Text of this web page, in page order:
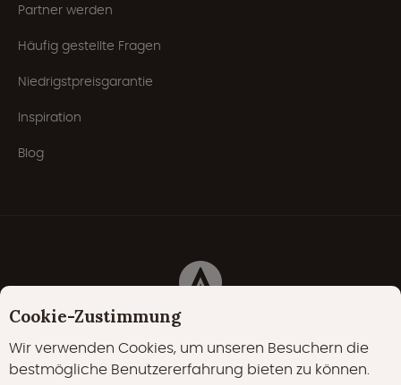
Partner werden
Häufig gestellte Fragen
Niedrigstpreisgarantie
Inspiration
Blog
Cookie-Zustimmung
Wir verwenden Cookies, um unseren Besuchern die
bestmögliche Benutzererfahrung bieten zu können.